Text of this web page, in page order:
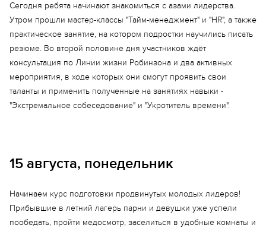
Еще 4 фото
Сегодня ребята начинают знакомиться с азами лидерства.
Утром прошли мастер-классы "Тайм-менеджмент" и "HR", а также
практическое занятие, на котором подростки научились писать
резюме. Во второй половине дня участников ждёт
консультация по Линии жизни Робинзона и два активных
мероприятия, в ходе которых они смогут проявить свои
таланты и применить полученные на занятиях навыки -
"Экстремальное собеседование" и "Укротитель времени".
15 августа, понедельник
Начинаем курс подготовки продвинутых молодых лидеров!
Прибывшие в летний лагерь парни и девушки уже успели
пообедать, пройти медосмотр, заселиться в удобные комнаты и